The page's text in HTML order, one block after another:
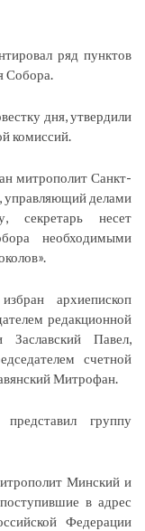
ряд пунктов
Собора.
дня, утвердили
комиссий.
митрополит Санкт-
управляющий делами
секретарь несет
необходимыми
архиепископ
редакционной
Павел,
счетной
Митрофан.
группу
Минский и
в адрес
Федерации